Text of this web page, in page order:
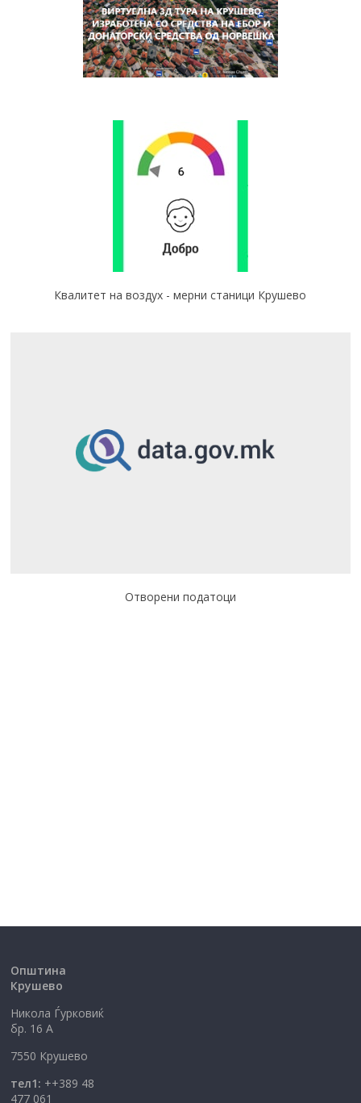
Квалитет на воздух - мерни станици Крушево
Отворени податоци
Општина
Крушево
Никола Ѓурковиќ
бр. 16 А
7550 Крушево
тел1: ++389 48
477 061